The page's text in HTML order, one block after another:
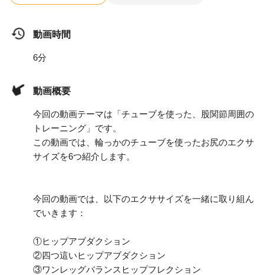
前編
動画時間
6分
動画概要
今回の動画テーマは「チューブを使った、股関節周囲の
トレーニング」です。
この動画では、輪っかのチューブを使ったお尻のエクサ
サイズを6つ紹介します。
今回の動画では、以下のエクササイズを一緒に取り組ん
でいきます：
①ヒップアブダクション
②四つ這いヒップアブダクション
③ワンレッグバランスヒップフレクション